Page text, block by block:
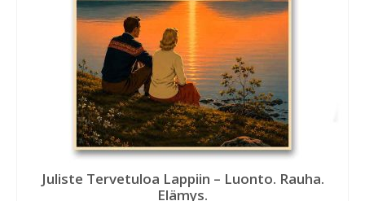
Juliste Tervetuloa Lappiin – Luonto. Rauha.
Elämys.